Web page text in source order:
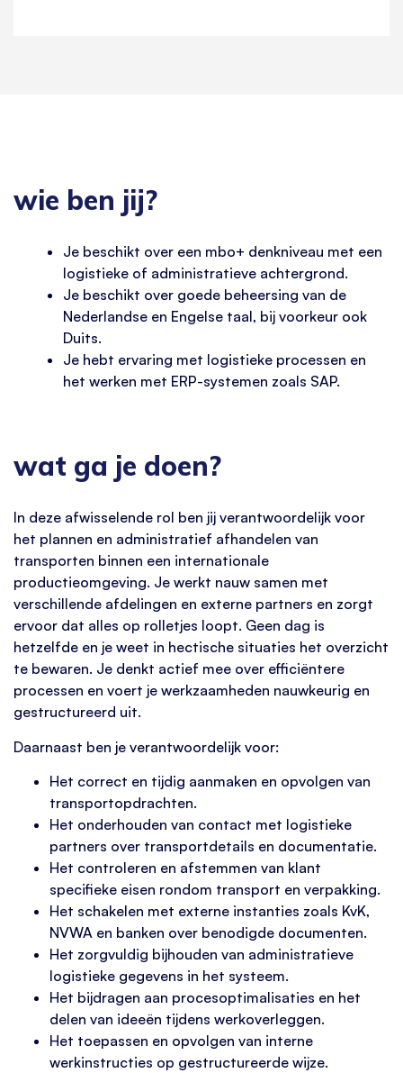
wie ben jij?
Je beschikt over een mbo+ denkniveau met een
logistieke of administratieve achtergrond.
Je beschikt over goede beheersing van de
Nederlandse en Engelse taal, bij voorkeur ook
Duits.
Je hebt ervaring met logistieke processen en
het werken met ERP-systemen zoals SAP.
wat ga je doen?
In deze afwisselende rol ben jij verantwoordelijk voor
het plannen en administratief afhandelen van
transporten binnen een internationale
productieomgeving. Je werkt nauw samen met
verschillende afdelingen en externe partners en zorgt
ervoor dat alles op rolletjes loopt. Geen dag is
hetzelfde en je weet in hectische situaties het overzicht
te bewaren. Je denkt actief mee over efficiëntere
processen en voert je werkzaamheden nauwkeurig en
gestructureerd uit.
Daarnaast ben je verantwoordelijk voor:
Het correct en tijdig aanmaken en opvolgen van
transportopdrachten.
Het onderhouden van contact met logistieke
partners over transportdetails en documentatie.
Het controleren en afstemmen van klant
specifieke eisen rondom transport en verpakking.
Het schakelen met externe instanties zoals KvK,
NVWA en banken over benodigde documenten.
Het zorgvuldig bijhouden van administratieve
logistieke gegevens in het systeem.
Het bijdragen aan procesoptimalisaties en het
delen van ideeën tijdens werkoverleggen.
Het toepassen en opvolgen van interne
werkinstructies op gestructureerde wijze.